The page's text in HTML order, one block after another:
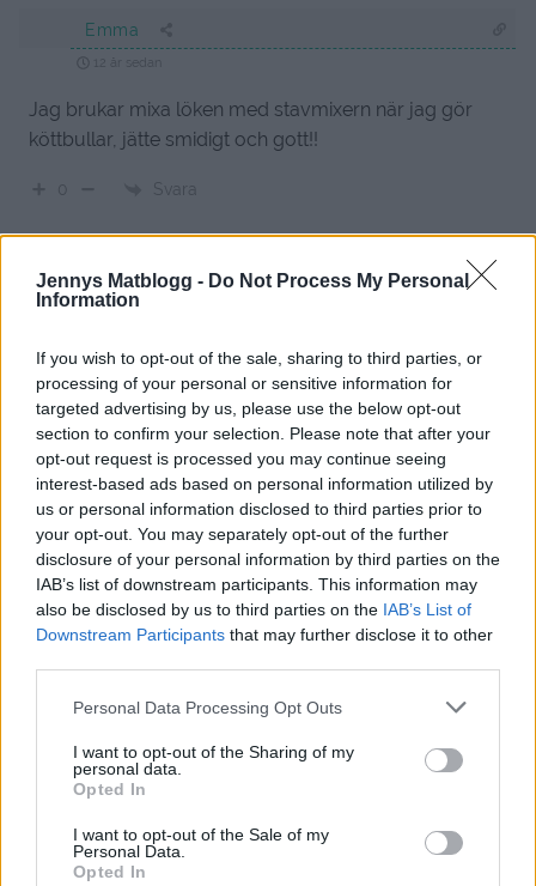
Jennys Matblogg - Do Not Process My Personal
Information
If you wish to opt-out of the sale, sharing to third parties, or
processing of your personal or sensitive information for
targeted advertising by us, please use the below opt-out
section to confirm your selection. Please note that after your
opt-out request is processed you may continue seeing
interest-based ads based on personal information utilized by
us or personal information disclosed to third parties prior to
your opt-out. You may separately opt-out of the further
disclosure of your personal information by third parties on the
IAB’s list of downstream participants. This information may
also be disclosed by us to third parties on the IAB’s List of
Downstream Participants that may further disclose it to other
Personal Data Processing Opt Outs
I want to opt-out of the Sharing of my
personal data.
Opted In
I want to opt-out of the Sale of my
Personal Data.
Opted In
Emma
12 år sedan
Jag brukar mixa löken med stavmixern när jag gör
köttbullar, jätte smidigt och gott!!
0 Svara
12 år sedan
slät massa. Du får smaken utan lökbitar
1 Svara
Åsa
12 år sedan
En kanske konstig fråga men smakar det senap om
köttbullarna eller ”bara gott”? Ingen som gillar senap
här hemma. Brukar också mixa lök och grädde/mjölk
eller riva den. Ist för ströbröd lägger jag havregryn i
Jennys_matblogg
De smakr inte senap, men det blir en särskild kryddning